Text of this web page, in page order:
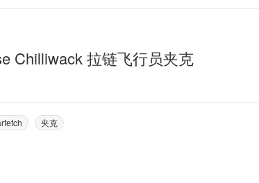
Chilliwack 拉链飞行员夹克
夹克